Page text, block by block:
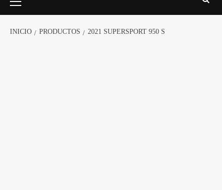
INICIO PRODUCTOS 2021 SUPERSPORT 950 S